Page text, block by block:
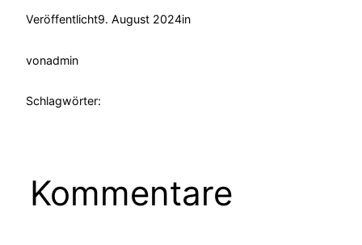
Veröffentlicht9. August 2024in
vonadmin
Schlagwörter:
Kommentare